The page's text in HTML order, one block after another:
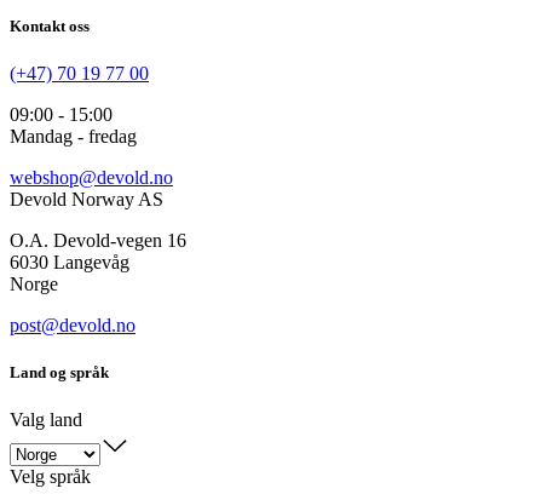
Kontakt oss
(+47) 70 19 77 00
09:00 - 15:00
Mandag - fredag
webshop@devold.no
Devold Norway AS
O.A. Devold-vegen 16
6030 Langevåg
Norge
post@devold.no
Land og språk
Valg land
Velg språk